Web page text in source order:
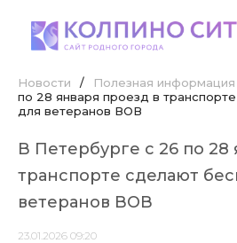
Новости / Полезная информация
по 28 января проезд в
для ветеранов ВОВ
В Петербурге с 26 по 28
транспорте сделают
ветеранов ВОВ
23.01.2026 09:20